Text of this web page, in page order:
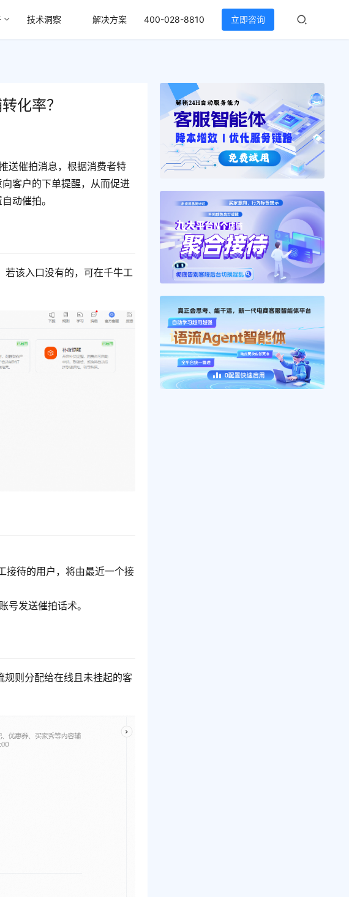
技术洞察 解决方案 400-028-8810 立即咨询
化率？
送催拍消息，根据消费者特
客户的下单提醒，从而促进
动催拍。
若该入口没有的，可在千牛工
接待的用户，将由最近一个接
号发送催拍话术。
则分配给在线且未挂起的客